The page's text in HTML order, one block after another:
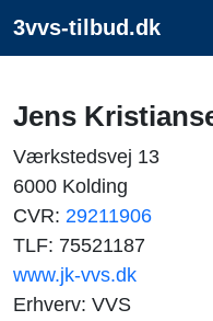
3vvs-tilbud.dk
Jens
Værkstedsvej 13
6000 Kolding
CVR: 29211906
TLF: 75521187
www.jk-vvs.dk
Erhverv: VVS